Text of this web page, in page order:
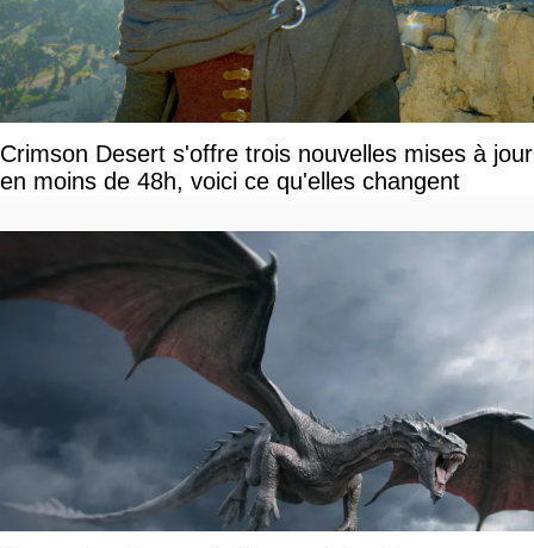
Crimson Desert s'offre trois nouvelles mises à jour
en moins de 48h, voici ce qu'elles changent